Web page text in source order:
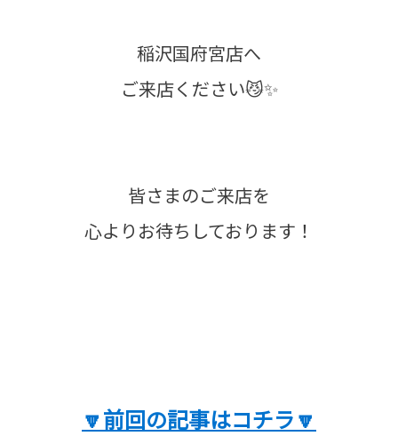
稲沢国府宮店へ
ご来店ください😼✨
皆さまのご来店を
心よりお待ちしております！
🔽前回の記事はコチラ🔽